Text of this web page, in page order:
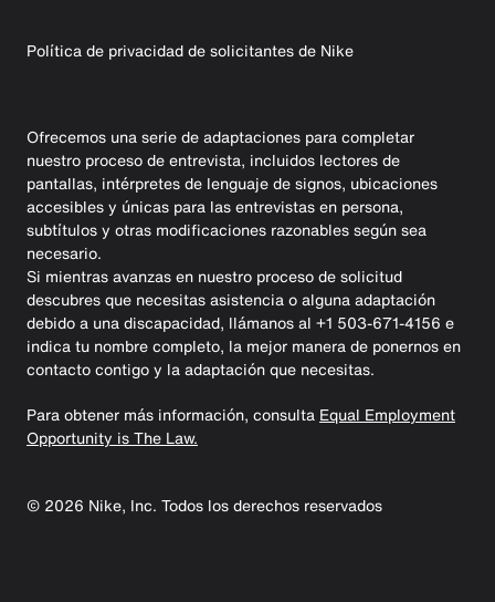
Política de privacidad de solicitantes de Nike
Ofrecemos una serie de adaptaciones para completar
nuestro proceso de entrevista, incluidos lectores de
pantallas, intérpretes de lenguaje de signos, ubicaciones
accesibles y únicas para las entrevistas en persona,
subtítulos y otras modificaciones razonables según sea
necesario.
Si mientras avanzas en nuestro proceso de solicitud
descubres que necesitas asistencia o alguna adaptación
debido a una discapacidad, llámanos al +1 503-671-4156 e
indica tu nombre completo, la mejor manera de ponernos en
contacto contigo y la adaptación que necesitas.
Para obtener más información, consulta Equal Employment
Opportunity is The Law.
© 2026 Nike, Inc. Todos los derechos reservados